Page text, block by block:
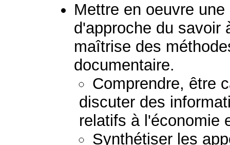
Mettre en oeuvre
d'approche du savoir
maîtrise des
documentaire.
Comprendre, être
discuter des
relatifs à l'économie
Synthétiser les